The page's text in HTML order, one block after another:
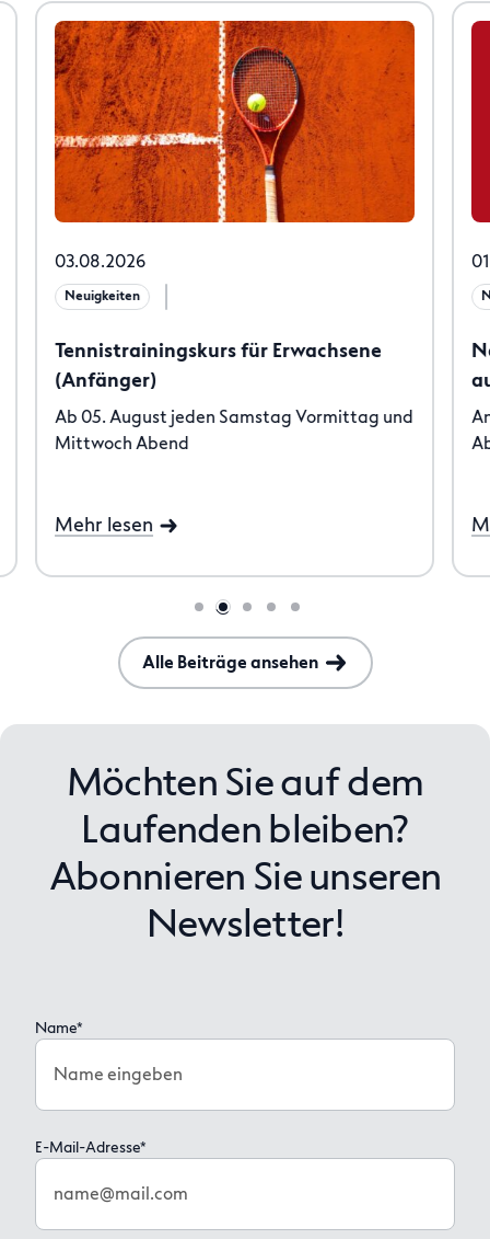
03.08.2026
Neuigkeiten
Tennistrainingskurs für Erwachsene
(Anfänger)
Ab 05. August jeden Samstag Vormittag und
Mittwoch Abend
Mehr lesen
Alle Beiträge ansehen
Möchten Sie auf dem
Laufenden bleiben?
Abonnieren Sie unseren
Newsletter!
Name*
Name eingeben
E-Mail-Adresse*
name@mail.com